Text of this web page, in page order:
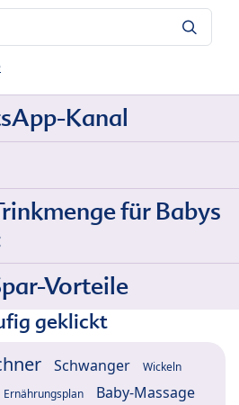
Kanal
für Babys
Vorteile
geklickt
Schwanger Wickeln
Ernährungsplan Baby-Massage